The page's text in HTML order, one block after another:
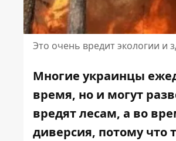
Это очень вредит экологии и
Многие украинцы
время, но и могут
вредят лесам, а во
диверсия, потому что